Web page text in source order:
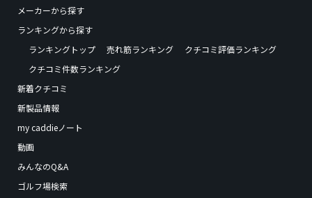
メーカーから探す
ランキングから探す
ランキングトップ
売れ筋ランキング
クチコミ評価ランキング
クチコミ件数ランキング
新着クチコミ
新製品情報
my caddieノート
動画
みんなのQ&A
ゴルフ場検索